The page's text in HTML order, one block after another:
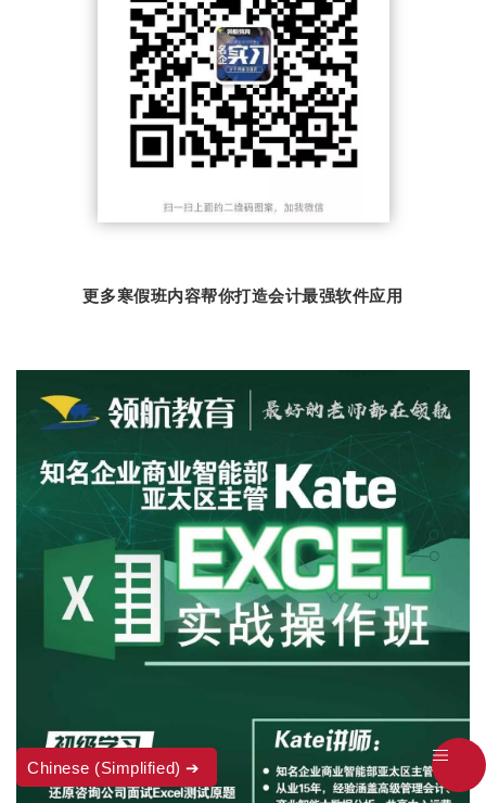
更多寒假班内容帮你打造会计最强软件应用
Chinese (Simplified)